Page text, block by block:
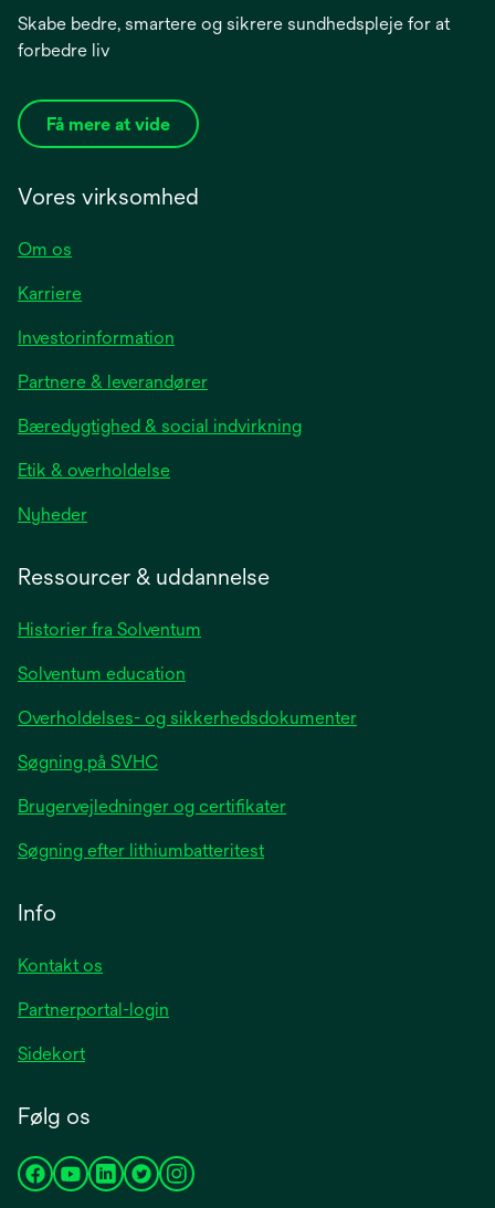
Skabe bedre, smartere og sikrere sundhedspleje for at
forbedre liv
Få mere at vide
Vores virksomhed
Om os
Karriere
Investorinformation
a
new
Partnere & leverandører
Bæredygtighed & social indvirkning
Etik & overholdelse
Nyhederopens
tab
Ressourcer & uddannelse
Historier fra Solventum
Solventum education
Overholdelses- og sikkerhedsdokumenter
Søgning på SVHC
Brugervejledninger og certifikater
Søgning efter lithiumbatteritest
Info
Kontakt os
Partnerportal-login
Sidekort
Følg os
opensopensopensopensopens